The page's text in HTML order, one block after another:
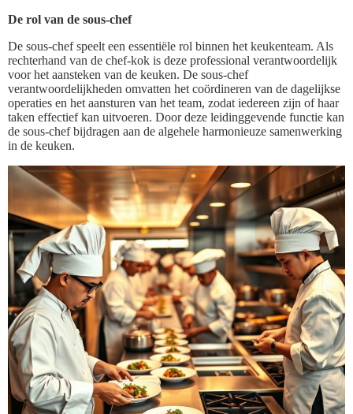
De rol van de sous-chef
De sous-chef speelt een essentiële rol binnen het keukenteam. Als
rechterhand van de chef-kok is deze professional verantwoordelijk
voor het aansteken van de keuken. De sous-chef
verantwoordelijkheden omvatten het coördineren van de dagelijkse
operaties en het aansturen van het team, zodat iedereen zijn of haar
taken effectief kan uitvoeren. Door deze leidinggevende functie kan
de sous-chef bijdragen aan de algehele harmonieuze samenwerking
in de keuken.